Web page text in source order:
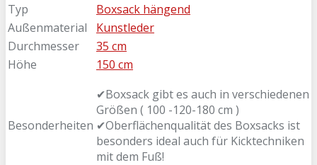
Typ
Boxsack hängend
Außenmaterial
Kunstleder
Durchmesser
35 cm
Höhe
150 cm
Besonderheiten
✔Boxsack gibt es auch in verschiedenen
Größen ( 100 -120-180 cm )
✔Oberflächenqualität des Boxsacks ist
besonders ideal auch für Kicktechniken
mit dem Fuß!